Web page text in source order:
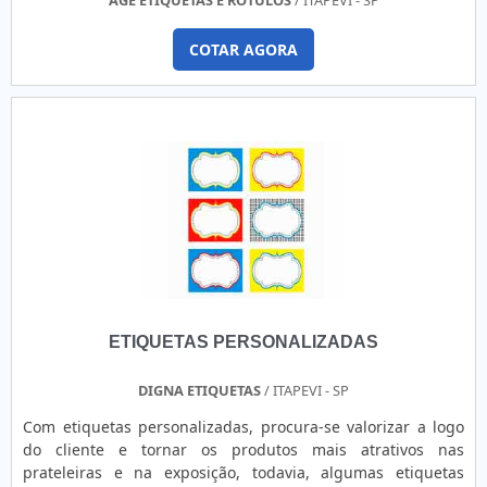
COTAR AGORA
ETIQUETAS PERSONALIZADAS
DIGNA ETIQUETAS/ ITAPEVI - SP
Com etiquetas personalizadas, procura-se valorizar a logo
do cliente e tornar os produtos mais atrativos nas
prateleiras e na exposição, todavia, algumas etiquetas